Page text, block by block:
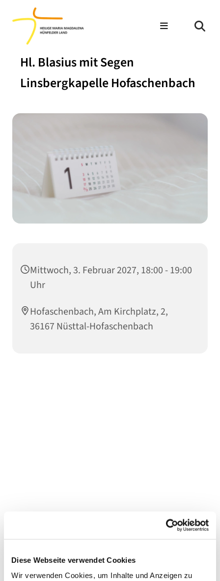
Diese Webseite verwendet Cookies
Wir verwenden Cookies, um Inhalte und Anzeigen zu
Hl. Blasius mit Segen
Linsbergkapelle Hofaschenbach
Mittwoch, 3. Februar 2027, 18:00 - 19:00
Uhr
Hofaschenbach, Am Kirchplatz, 2,
36167 Nüsttal-Hofaschenbach
Dies könnte Sie auch